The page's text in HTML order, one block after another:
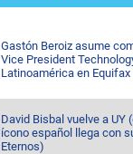
Gastón Beroiz asume
Vice President
Latinoamérica en Equifax
David Bisbal vuelve a UY
ícono español llega con
Eternos)